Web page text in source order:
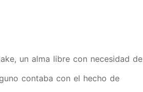
un alma libre con necesidad de
contaba con el hecho de